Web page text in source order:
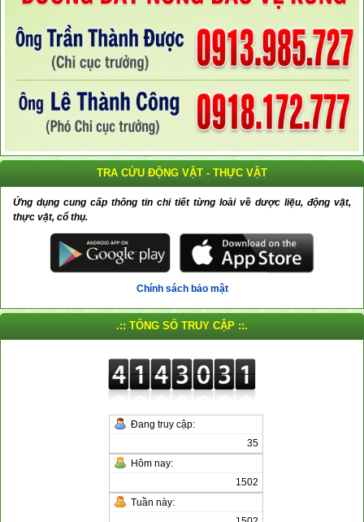
TRA CỨU ĐỘNG VẬT - THỰC VẬT
Ứng dụng cung cấp thông tin chi tiết từng loài về dược liệu, động vật,
thực vật, cổ thụ.
Chính sách bảo mật
.:: TỔNG SỐ TRUY CẬP ::.
Đang truy cập:
35
Hôm nay:
1502
Tuần này: